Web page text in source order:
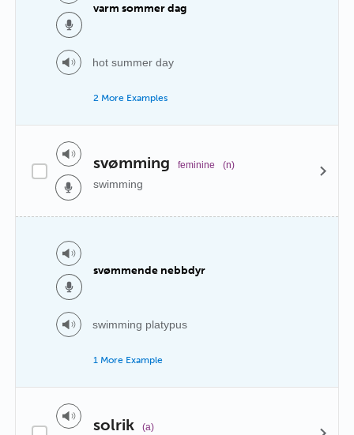
varm sommer dag
hot summer day
2 More Examples
svømming feminine (n)
swimming
svømmende nebbdyr
swimming platypus
1 More Example
solrik (a)